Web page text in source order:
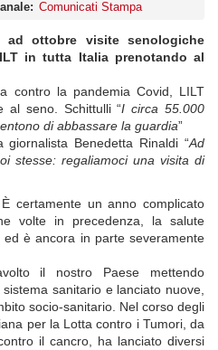
Comunicati Stampa
ottobre visite senologiche
in tutta Italia prenotando al
contro la pandemia Covid, LILT
al seno. Schittulli “I circa 55.000
di abbassare la guardia”
Benedetta Rinaldi “Ad
stesse: regaliamoci una visita di
certamente un anno complicato
volte in precedenza, la salute
ed è ancora in parte severamente
il nostro Paese mettendo
sanitario e lanciato nuove,
socio-sanitario. Nel corso degli
per la Lotta contro i Tumori, da
il cancro, ha lanciato diversi